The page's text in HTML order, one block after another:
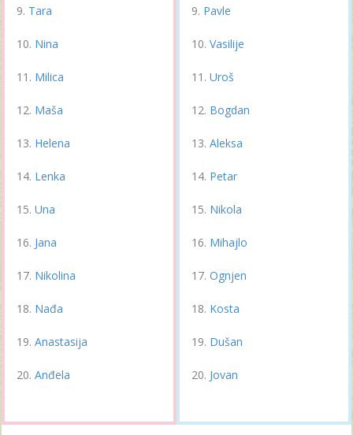
Tara
Nina
Milica
Maša
Helena
Lenka
Una
Jana
Nikolina
Nađa
Anastasija
Anđela
Pavle
Vasilije
Uroš
Bogdan
Aleksa
Petar
Nikola
Mihajlo
Ognjen
Kosta
Dušan
Jovan